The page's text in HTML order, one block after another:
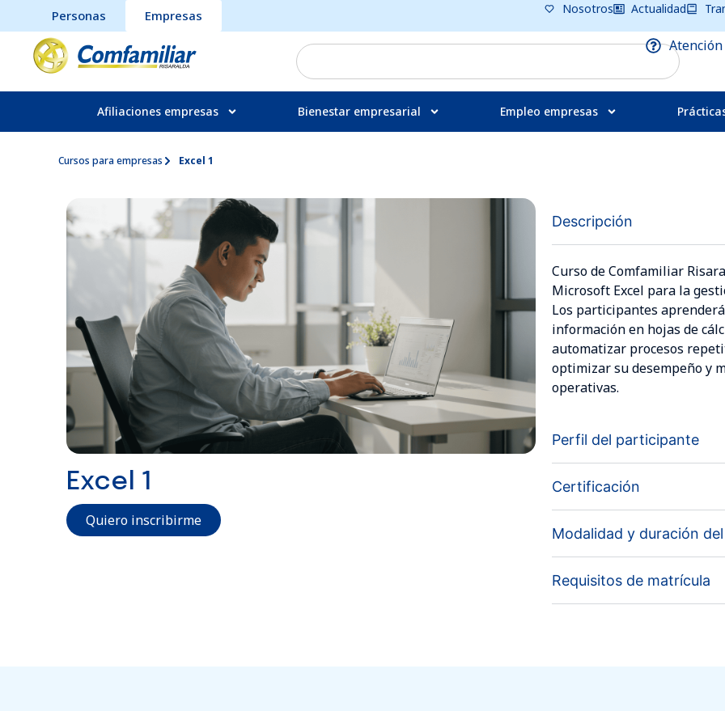
Personas Empresas Nosotros Actualidad
Afiliaciones empresas Bienestar empresarial Empleo empresas
Cursos para empresas Excel 1
Excel 1
Quiero inscribirme
Descripción
Curso de Comfamiliar
Microsoft Excel para la
Los participantes
información en hojas de
automatizar procesos
optimizar su desempeño y
operativas.
Perfil del participante
Certificación
Modalidad y duración
Requisitos de matrícula